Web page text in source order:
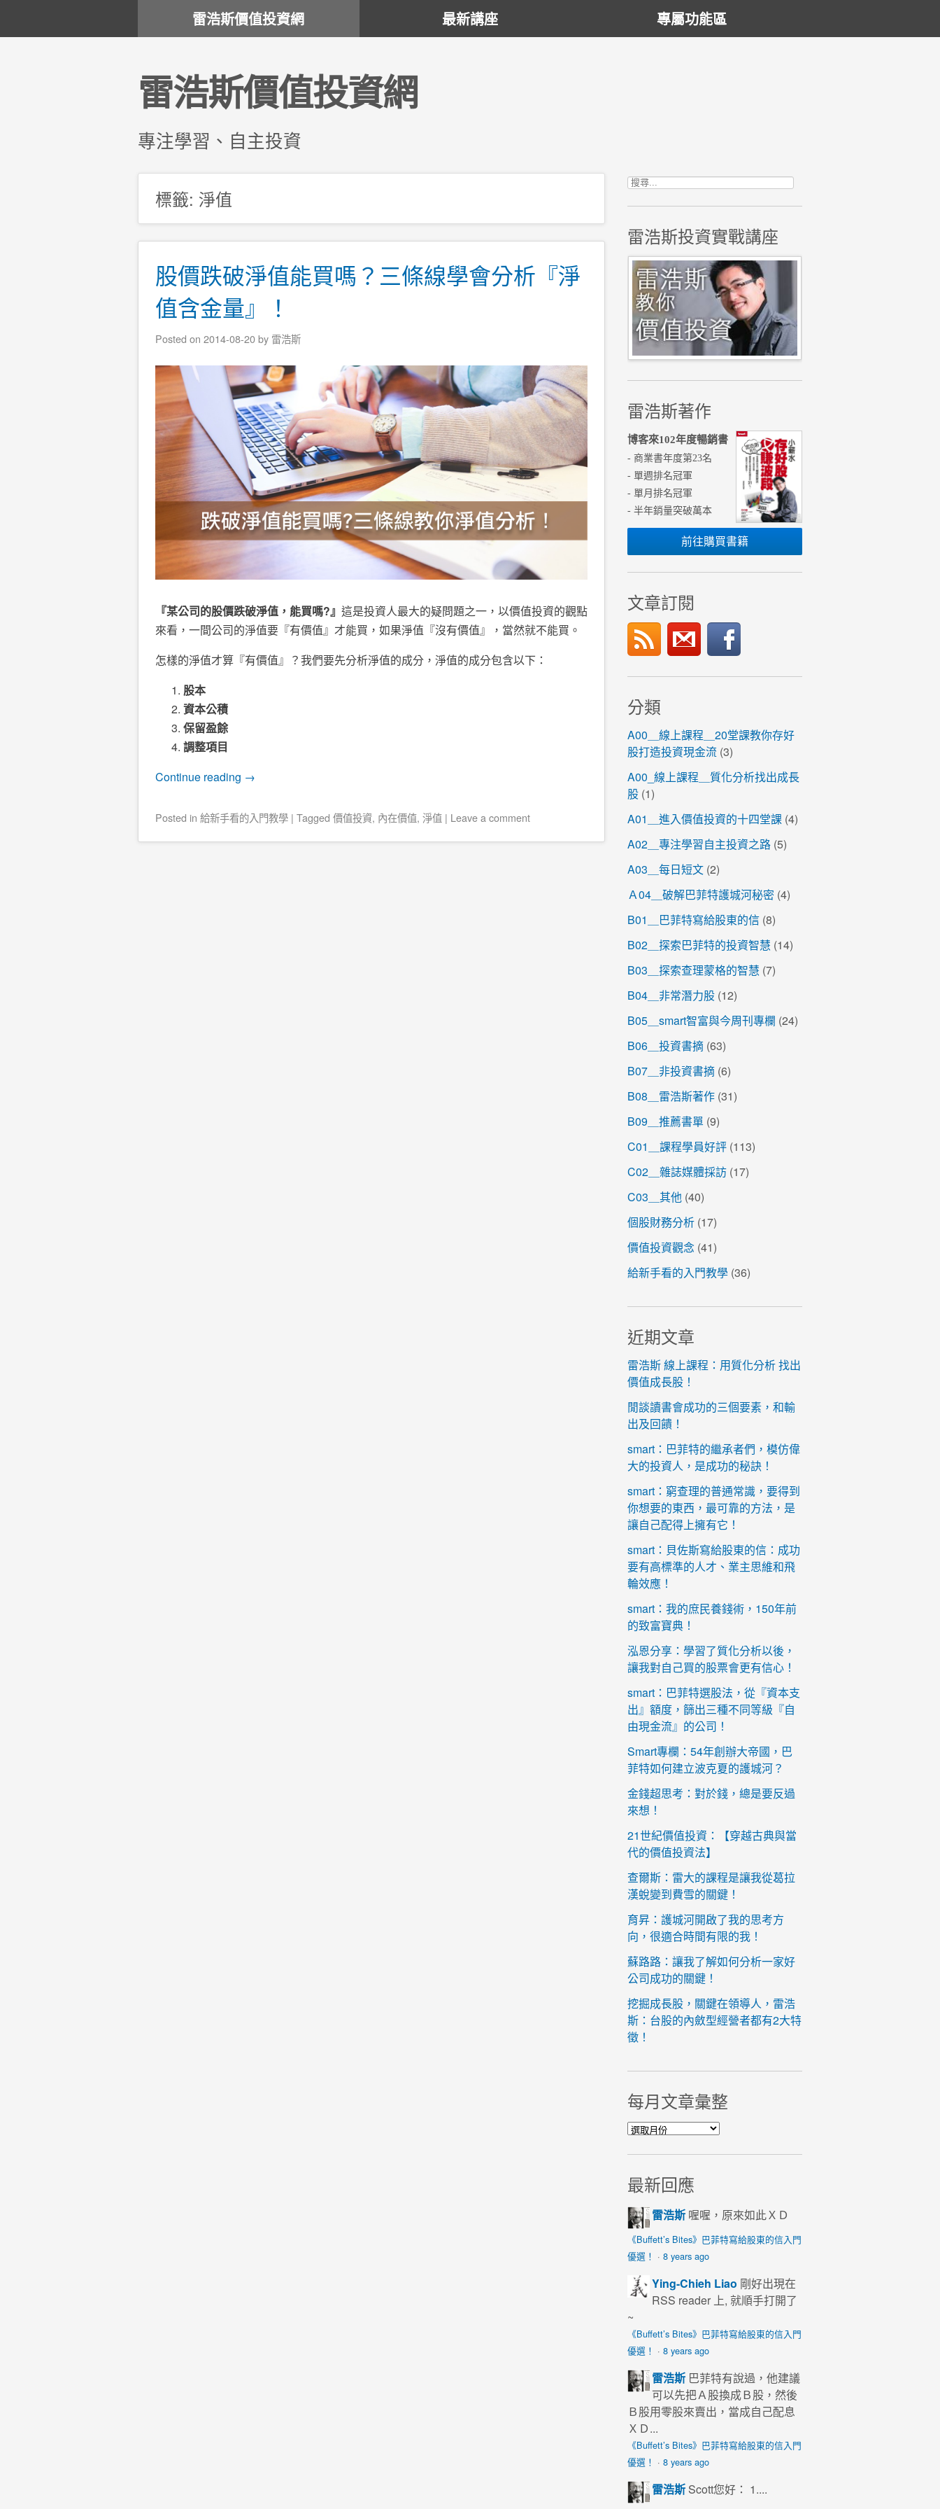
雷浩斯價值投資網 最新講座 專屬功能區
雷浩斯價值投資網
專注學習、自主投資
標籤: 淨值
股價跌破淨值能買嗎？三條線學會分析『淨
值含金量』！
Posted on 2014-08-20by 雷浩斯
『某公司的股價跌破淨值，能買嗎?』 這是投資人最大的疑問題之一，以價值投資的觀點
來看，一間公司的淨值要『有價值』才能買，如果淨值『沒有價值』，當然就不能買。
怎樣的淨值才算『有價值』？我們要先分析淨值的成分，淨值的成分包含以下：
股本
資本公積
保留盈餘
調整項目
Continue reading →
Posted in 給新手看的入門教學 | Tagged 價值投資, 內在價值, 淨值 | Leave a comment
搜尋關鍵字:
雷浩斯投資實戰講座
雷浩斯著作
博客來102年度暢銷書
- 商業書年度第23名
- 單週排名冠軍
- 單月排名冠軍
- 半年銷量突破萬本
前往購買書籍
文章訂閱
分類
A00＿線上課程＿20堂課教你存好
股打造投資現金流 (3)
A00_線上課程＿質化分析找出成長
股 (1)
A01＿進入價值投資的十四堂課 (4)
A02＿專注學習自主投資之路 (5)
A03＿每日短文 (2)
Ａ04＿破解巴菲特護城河秘密 (4)
B01＿巴菲特寫給股東的信 (8)
B02＿探索巴菲特的投資智慧 (14)
B03＿探索查理蒙格的智慧 (7)
B04＿非常潛力股 (12)
B05＿smart智富與今周刊專欄 (24)
B06＿投資書摘 (63)
B07＿非投資書摘 (6)
B08＿雷浩斯著作 (31)
B09＿推薦書單 (9)
C01＿課程學員好評 (113)
C02＿雜誌媒體採訪 (17)
C03＿其他 (40)
個股財務分析 (17)
價值投資觀念 (41)
給新手看的入門教學 (36)
近期文章
雷浩斯 線上課程：用質化分析 找出
價值成長股！
閒談讀書會成功的三個要素，和輸
出及回饋！
smart：巴菲特的繼承者們，模仿偉
大的投資人，是成功的秘訣！
smart：窮查理的普通常識，要得到
你想要的東西，最可靠的方法，是
讓自己配得上擁有它！
smart：貝佐斯寫給股東的信：成功
要有高標準的人才、業主思維和飛
輪效應！
smart：我的庶民養錢術，150年前
的致富寶典！
泓恩分享：學習了質化分析以後，
讓我對自己買的股票會更有信心！
smart：巴菲特選股法，從『資本支
出』額度，篩出三種不同等級『自
由現金流』的公司！
Smart專欄：54年創辦大帝國，巴
菲特如何建立波克夏的護城河？
金錢超思考：對於錢，總是要反過
來想！
21世紀價值投資：【穿越古典與當
代的價值投資法】
查爾斯：雷大的課程是讓我從葛拉
漢蛻變到費雪的關鍵！
育昇：護城河開啟了我的思考方
向，很適合時間有限的我！
蘇路路：讓我了解如何分析一家好
公司成功的關鍵！
挖掘成長股，關鍵在領導人，雷浩
斯：台股的內斂型經營者都有2大特
徵！
每月文章彙整
每月文章彙整
最新回應
雷浩斯 喔喔，原來如此ＸＤ
《Buffett’s Bites》巴菲特寫給股東的信入門
優選！ · 8 years ago
Ying-Chieh Liao 剛好出現在
RSS reader 上, 就順手打開了
~
《Buffett’s Bites》巴菲特寫給股東的信入門
優選！ · 8 years ago
雷浩斯 巴菲特有說過，他建議
可以先把Ａ股換成Ｂ股，然後
Ｂ股用零股來賣出，當成自己配息
ＸＤ...
《Buffett’s Bites》巴菲特寫給股東的信入門
優選！ · 8 years ago
雷浩斯 Scott您好： 1....